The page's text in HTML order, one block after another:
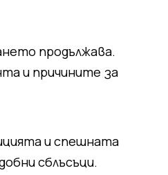
продължава.
и причините за
и спешната
сблъсъци.